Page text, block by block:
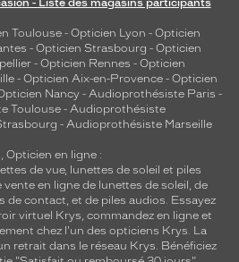
- Liste des magasins participants
Toulouse- Opticien Lyon - Opticien
- Opticien Strasbourg - Opticien
- Opticien Rennes - Opticien
- Opticien Aix-en-Provence - Opticien
Nancy - Audioprothésiste Paris -
Toulouse- Audioprothésiste
- Audioprothésiste Marseille
Opticien en ligne :
de vue, lunettes de soleil et piles
vente en ligne de lunettes de soleil, de
de contact, et de piles audios. Essayez
virtuel Krys, commandez en ligne et
chez l'un des opticiens Krys. La
retrait dans le réseau Krys. Bénéficiez